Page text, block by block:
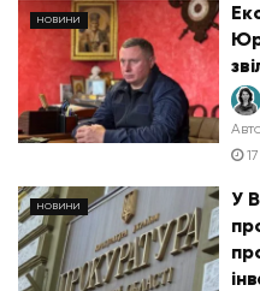
НОВИНИ
НОВИНИ
У